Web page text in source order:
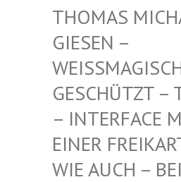
HOMAS
IESEN – W
EISSMAGISCH
SCHÜTZT –
INTERFACE
NER
E AUCH – BEI